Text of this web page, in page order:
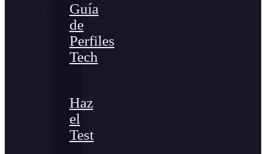
Guía
de
Perfiles
Tech
Haz
el
Test